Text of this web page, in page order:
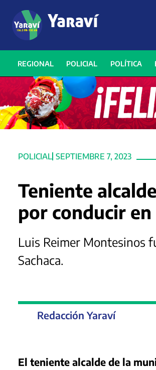
REGIONAL POLICIAL POLÍTICA
POLICIAL SEPTIEMBRE 7, 2023
Teniente
por conducir
Luis Reimer Montesinos
Sachaca.
Redacción Yaraví
El teniente alcalde de la